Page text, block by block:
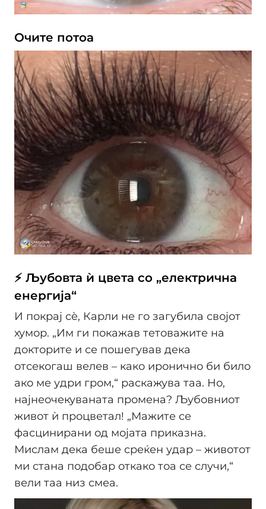
Очите потоа
⚡ Љубовта ѝ цвета со „електрична
енергија“
И покрај сè, Карли не го загубила својот
хумор. „Им ги покажав тетоважите на
докторите и се пошегував дека
отсекогаш велев – како иронично би било
ако ме удри гром,“ раскажува таа. Но,
најнеочекуваната промена? Љубовниот
живот ѝ процветал! „Мажите се
фасцинирани од мојата приказна.
Мислам дека беше среќен удар – животот
ми стана подобар откако тоа се случи,“
вели таа низ смеа.